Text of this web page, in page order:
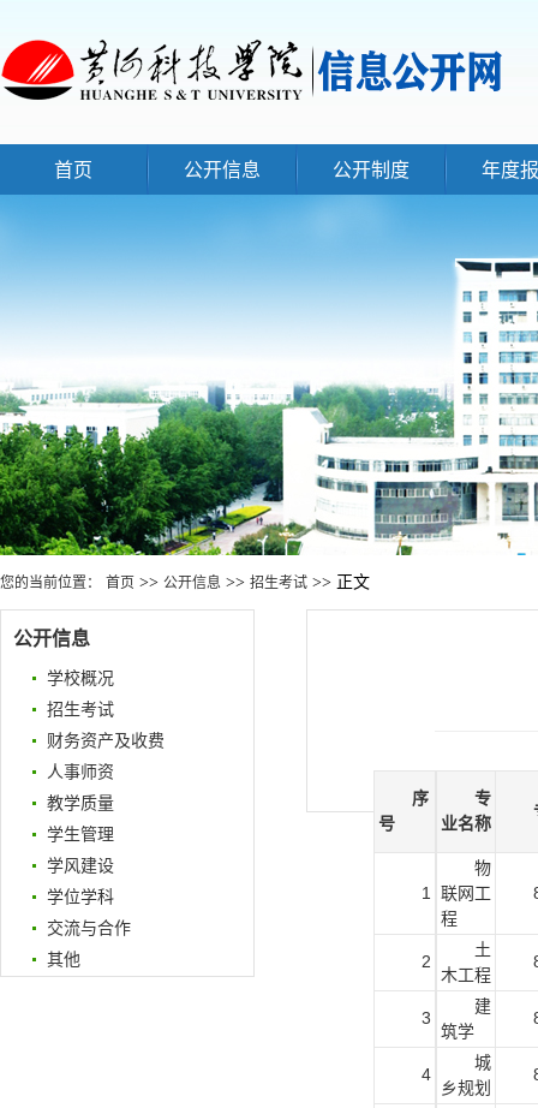
首页 公开信息 公开制度 年度
您的当前位置： 首页 >> 公开信息 >> 招生考试 >> 正文
公开信息
学校概况
招生考试
财务资产及收费
人事师资
教学质量
学生管理
学风建设
学位学科
交流与合作
其他
序
号
专
业名称
1
物
联网工
程
2
土
木工程
3
建
筑学
4
城
乡规划